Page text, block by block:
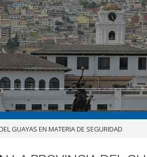
GUAYAS EN MATERIA DE SEGURIDAD